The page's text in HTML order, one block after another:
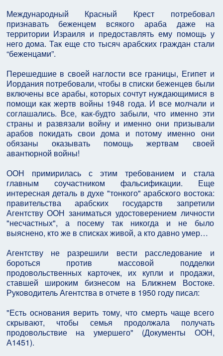
Международный Красный Крест потребовал
признавать беженцем всякого араба даже на
территории Израиля и предоставлять ему помощь у
него дома. Так еще сто тысяч арабских граждан стали
“беженцами”.
Перешедшие в своей наглости все границы, Египет и
Иордания потребовали, чтобы в списки беженцев были
включены все арабы, которых сочтут нуждающимися в
помощи как жертв войны 1948 года. И все молчали и
соглашались. Все, как-будто забыли, что именно эти
страны и развязали войну и именно они призывали
арабов покидать свои дома и потому именно они
обязаны оказывать помощь жертвам своей
авантюрной войны!
ООН примирилась с этим требованием и стала
главным соучастником фальсификации. Еще
интересная деталь в духе "тонкого" арабского востока:
правительства арабских государств запретили
Агентству ООН заниматься удостоверением личности
"несчастных", а посему так никогда и не было
выяснено, кто же в списках живой, а кто давно умер…
Агентству не разрешили вести расследование и
бороться против массовой подделки
продовольственных карточек, их купли и продажи,
ставшей широким бизнесом на Ближнем Востоке.
Руководитель Агентства в отчете в 1950 году писал:
"Есть основания верить тому, что смерть чаще всего
скрывают, чтобы семья продолжала получать
продовольствие на умершего" (Документы ООН,
А1451).